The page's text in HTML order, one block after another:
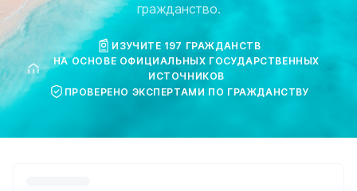
гражданство.
ИЗУЧИТЕ 197 ГРАЖДАНСТВ
НА ОСНОВЕ ОФИЦИАЛЬНЫХ ГОСУДАРСТВЕННЫХ
ИСТОЧНИКОВ
ПРОВЕРЕНО ЭКСПЕРТАМИ ПО ГРАЖДАНСТВУ